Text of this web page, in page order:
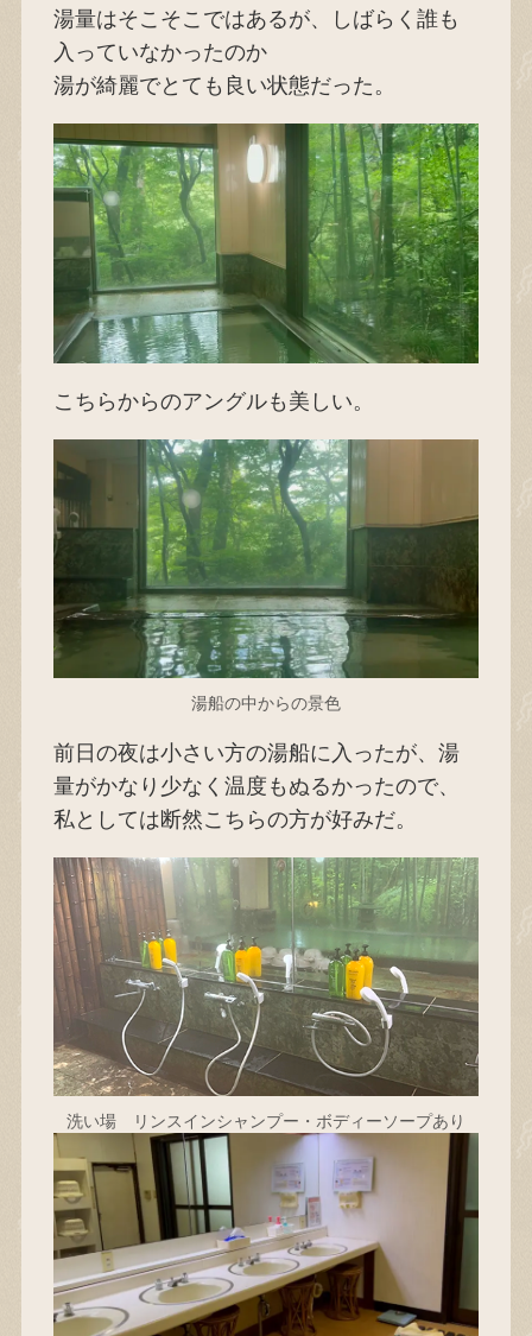
湯量はそこそこではあるが、しばらく誰も
入っていなかったのか
湯が綺麗でとても良い状態だった。
こちらからのアングルも美しい。
湯船の中からの景色
前日の夜は小さい方の湯船に入ったが、湯
量がかなり少なく温度もぬるかったので、
私としては断然こちらの方が好みだ。
洗い場 リンスインシャンプー・ボディーソープあり